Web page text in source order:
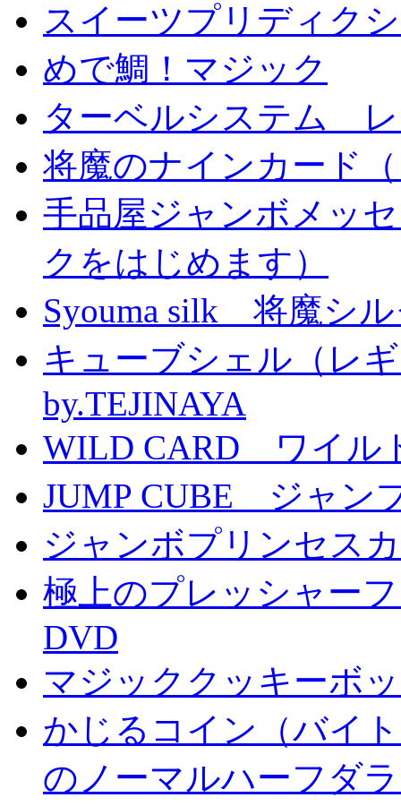
スイーツプリディク
めで鯛！マジック
ターベルシステム
将魔のナインカード
手品屋ジャンボメッ
クをはじめます）
Syouma silk 将魔シ
キューブシェル（レ
by.TEJINAYA
WILD CARD ワイル
JUMP CUBE ジャン
ジャンボプリンセス
極上のプレッシャー
DVD
マジッククッキーボ
かじるコイン（バイ
のノーマルハーフダ